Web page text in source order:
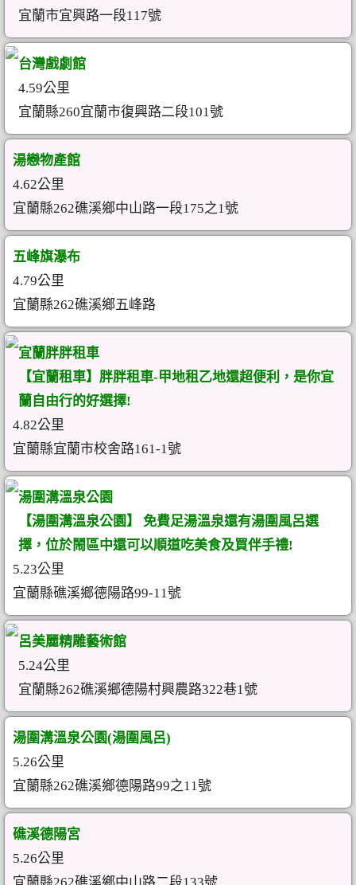
宜蘭市宜興路一段117號
台灣戲劇館
4.59公里
宜蘭縣260宜蘭市復興路二段101號
湯戀物產館
4.62公里
宜蘭縣262礁溪鄉中山路一段175之1號
五峰旗瀑布
4.79公里
宜蘭縣262礁溪鄉五峰路
宜蘭胖胖租車
【宜蘭租車】胖胖租車-甲地租乙地還超便利，是你宜
蘭自由行的好選擇!
4.82公里
宜蘭縣宜蘭市校舍路161-1號
湯圍溝溫泉公園
【湯圍溝溫泉公園】 免費足湯溫泉還有湯圍風呂選
擇，位於鬧區中還可以順道吃美食及買伴手禮!
5.23公里
宜蘭縣礁溪鄉德陽路99-11號
呂美麗精雕藝術館
5.24公里
宜蘭縣262礁溪鄉德陽村興農路322巷1號
湯圍溝溫泉公園(湯圍風呂)
5.26公里
宜蘭縣262礁溪鄉德陽路99之11號
礁溪德陽宮
5.26公里